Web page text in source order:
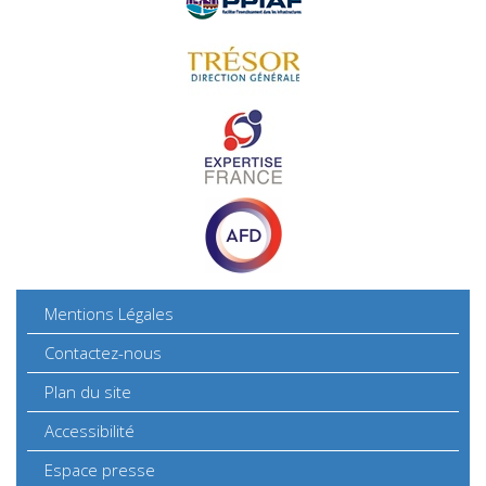
Mentions Légales
Contactez-nous
Plan du site
Accessibilité
Espace presse